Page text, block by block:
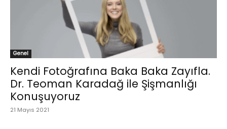
Genel
Kendi Fotoğrafına Baka Baka Zayıfla.
Dr. Teoman Karadağ ile Şişmanlığı
Konuşuyoruz
21 Mayıs 2021